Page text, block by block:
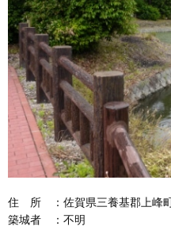
住 所 ：佐賀県三養基郡上峰
築城者 ：不明